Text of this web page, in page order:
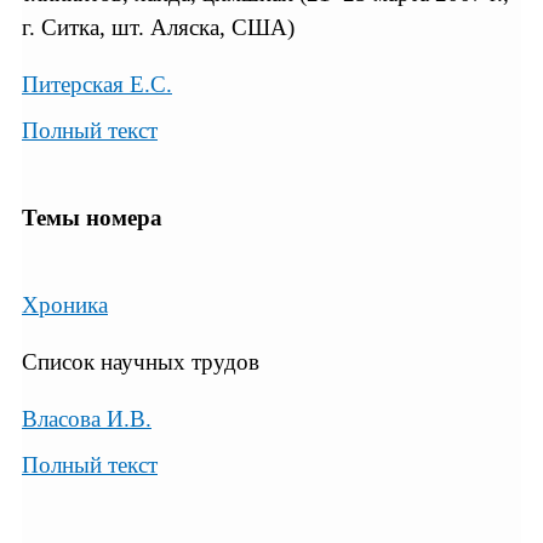
г. Ситка, шт. Аляска, США)
Питерская Е.С.
Полный текст
Темы номера
Хроника
Список научных трудов
Власова И.В.
Полный текст